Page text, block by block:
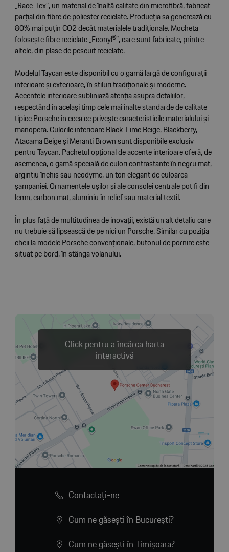
„Race-Tex”, un material de înaltă calitate din microfibră, fabricat
parțial din fibre de poliester reciclate. Producția sa generează cu
80% mai puțin CO2 decât materialele tradiționale. Mocheta
folosește fibre reciclate „Econyl®”, care sunt fabricate, printre
altele, din plase de pescuit reciclate.
Modelul Taycan este disponibil cu o gamă largă de configurații
interioare și exterioare, în stiluri tradiționale și moderne.
Accentele interioare subliniază atenția asupra detaliilor,
respectând în același timp cele mai înalte standarde de calitate
tipice Porsche în ceea ce privește caracteristicile materialului și
manopera. Culorile interioare Black-Lime Beige, Blackberry,
Atacama Beige și Meranti Brown sunt disponibile exclusiv
pentru Taycan. Pachetul opțional de accente interioare oferă, de
asemenea, o gamă specială de culori contrastante în negru mat,
argintiu închis sau neodyme, un ton elegant de culoarea
șampaniei. Ornamentele ușilor și ale consolei centrale pot fi din
lemn, carbon mat, aluminiu în relief sau material textil.
În plus față de multitudinea de inovații, există un alt detaliu care
nu trebuie să lipsească de pe nici un Porsche. Similar cu poziția
cheii la modele Porsche convenționale, butonul de pornire este
situat pe bord, în stânga volanului.
Click pentru a încărca harta
interactivă
Contactaţi-ne
Cum ne găsești în București?
Cum ne găsești în Timișoara?